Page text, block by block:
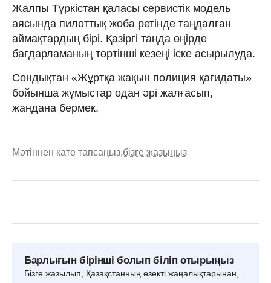
Жалпы Түркістан қаласы сервистік модель
аясында пилоттық жоба ретінде таңдалған
аймақтардың бірі. Қазіргі таңда өңірде
бағдарламаның төртінші кезеңі іске асырылуда.
Сондықтан «Жұртқа жақын полиция қағидаты»
бойынша жұмыстар одан әрі жалғасып,
жандана бермек.
Мәтіннен қате тапсаңыз,бізге жазыңыз
Барлығын бірінші болып біліп отырыңыз
Бізге жазылып, Қазақстанның өзекті жаңалықтарынан,